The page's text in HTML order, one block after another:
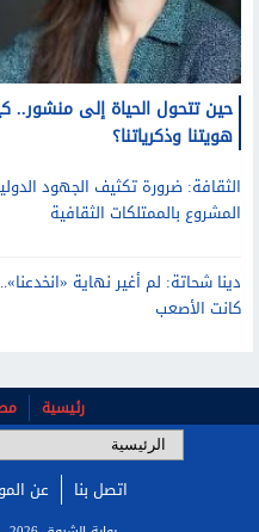
حين تتحول الحياة إلى
هويتنا وذكرياتنا؟
الثقافة: ضرورة تكثيف الجهود
المشروع بالممتلكات الثقافية
دينا شحاتة: لم أغير نهاية
كانت الأصعب
رئيسية
اتصل بنا عن